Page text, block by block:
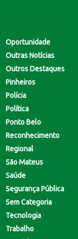
Oportunidade
Outras Notícias
Outros Destaques
Pinheiros
Polícia
Política
Ponto Belo
Reconhecimento
Regional
São Mateus
Saúde
Segurança Pública
Sem Categoria
Tecnologia
Trabalho